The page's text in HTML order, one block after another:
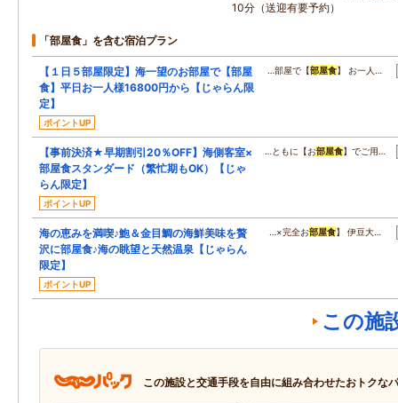
10分（送迎有要予約）
「部屋食」を含む宿泊プラン
【１日５部屋限定】海一望のお部屋で【部屋
食】平日お一人様16800円から【じゃらん限
定】
ポイントUP
…部屋で【部屋食】 お一人…
【事前決済★早期割引20％OFF】海側客室×
部屋食スタンダード（繁忙期もOK）【じゃ
らん限定】
ポイントUP
…ともに【お部屋食】でご用…
海の恵みを満喫♪鮑＆金目鯛の海鮮美味を贅
沢に部屋食♪海の眺望と天然温泉【じゃらん
限定】
ポイントUP
…×完全お部屋食】 伊豆大…
この施
この施設と交通手段を自由に組み合わせたおトクな